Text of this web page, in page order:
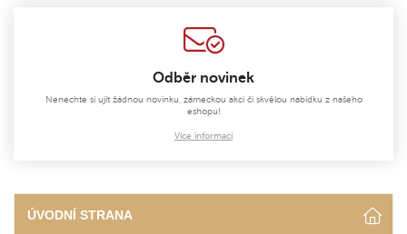
Odběr novinek
Nenechte si ujít žádnou novinku, zámeckou akci či skvělou nabídku z našeho
eshopu!
Více informací
ÚVODNÍ STRANA